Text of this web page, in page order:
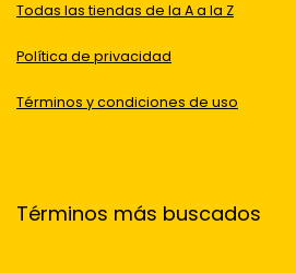
Todas las tiendas de la A a la Z
Política de privacidad
Términos y condiciones de uso
Términos más buscados